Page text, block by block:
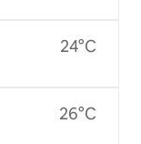
24°C
26°C